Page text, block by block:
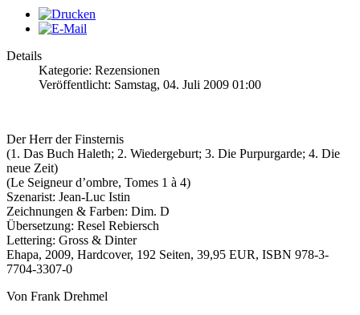
Details
Kategorie: Rezensionen
Veröffentlicht: Samstag, 04. Juli 2009 01:00
Der Herr der Finsternis
(1. Das Buch Haleth; 2. Wiedergeburt; 3. Die Purpurgarde; 4. Die
neue Zeit)
(Le Seigneur d’ombre, Tomes 1 à 4)
Szenarist: Jean-Luc Istin
Zeichnungen & Farben: Dim. D
Übersetzung: Resel Rebiersch
Lettering: Gross & Dinter
Ehapa, 2009, Hardcover, 192 Seiten, 39,95 EUR, ISBN 978-3-
7704-3307-0
Von Frank Drehmel